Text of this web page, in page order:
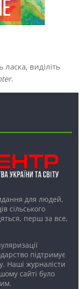
виділіть
.
для людей,
сільського
перш за все,
підтримує
Наші журналісти
сайті було